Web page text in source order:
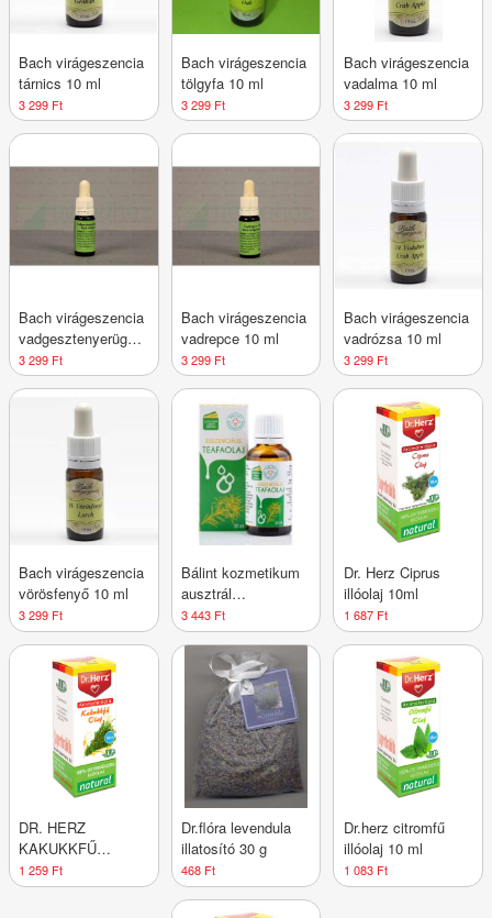
Bach virágeszencia
tárnics 10 ml
3 299 Ft
Bach virágeszencia
tölgyfa 10 ml
3 299 Ft
Bach virágeszencia
vadalma 10 ml
3 299 Ft
Bach virágeszencia
vadgesztenyerügy
10 ml
3 299 Ft
Bach virágeszencia
vadrepce 10 ml
3 299 Ft
Bach virágeszencia
vadrózsa 10 ml
3 299 Ft
Bach virágeszencia
vörösfenyő 10 ml
3 299 Ft
Bálint kozmetikum
ausztrál
esszenciális
teafaolaj 30 ml
3 443 Ft
Dr. Herz Ciprus
illóolaj 10ml
1 687 Ft
DR. HERZ
KAKUKKFŰ
ILLÓOLAJ 100%
10ML
1 259 Ft
Dr.flóra levendula
illatosító 30 g
468 Ft
Dr.herz citromfű
illóolaj 10 ml
1 083 Ft